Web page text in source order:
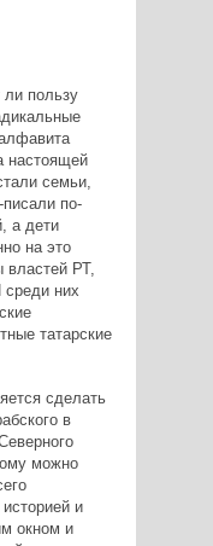
ли пользу
настоящей
семьи,
по-
а дети
на это
властей РТ,
них
татарские
сделать
в
можно
и
окном и